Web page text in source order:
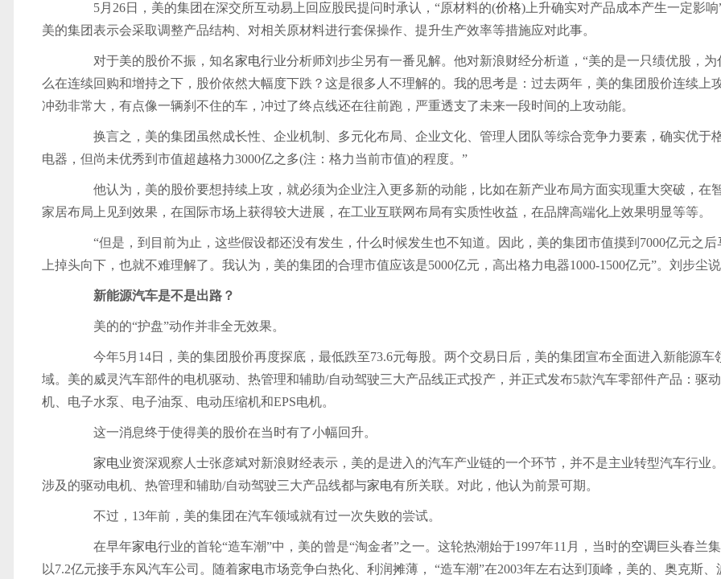
5月26日，美的集团在深交所互动易上回应股民提问时承认，“原材料的(价格)上升确实对产品成本产生一定影响”
美的集团表示会采取调整产品结构、对相关原材料进行套保操作、提升生产效率等措施应对此事。
对于美的股价不振，知名家电行业分析师刘步尘另有一番见解。他对新浪财经分析道，“美的是一只绩优股，为
么在连续回购和增持之下，股价依然大幅度下跌？这是很多人不理解的。我的思考是：过去两年，美的集团股价连续上攻
冲劲非常大，有点像一辆刹不住的车，冲过了终点线还在往前跑，严重透支了未来一段时间的上攻动能。
换言之，美的集团虽然成长性、企业机制、多元化布局、企业文化、管理人团队等综合竞争力要素，确实优于
电器，但尚未优秀到市值超越格力3000亿之多(注：格力当前市值)的程度。”
他认为，美的股价要想持续上攻，就必须为企业注入更多新的动能，比如在新产业布局方面实现重大突破，在
家居布局上见到效果，在国际市场上获得较大进展，在工业互联网布局有实质性收益，在品牌高端化上效果明显等等。
“但是，到目前为止，这些假设都还没有发生，什么时候发生也不知道。因此，美的集团市值摸到7000亿元之后
上掉头向下，也就不难理解了。我认为，美的集团的合理市值应该是5000亿元，高出格力电器1000-1500亿元”。刘步尘说
新能源汽车是不是出路？
美的的“护盘”动作并非全无效果。
今年5月14日，美的集团股价再度探底，最低跌至73.6元每股。两个交易日后，美的集团宣布全面进入新能源车
域。美的威灵汽车部件的电机驱动、热管理和辅助/自动驾驶三大产品线正式投产，并正式发布5款汽车零部件产品：驱
机、电子水泵、电子油泵、电动压缩机和EPS电机。
这一消息终于使得美的股价在当时有了小幅回升。
家电业资深观察人士张彦斌对新浪财经表示，美的是进入的汽车产业链的一个环节，并不是主业转型汽车行业
涉及的驱动电机、热管理和辅助/自动驾驶三大产品线都与家电有所关联。对此，他认为前景可期。
不过，13年前，美的集团在汽车领域就有过一次失败的尝试。
在早年家电行业的首轮“造车潮”中，美的曾是“淘金者”之一。这轮热潮始于1997年11月，当时的空调 巨头春兰
以7.2亿元接手东风汽车公司。随着家电市场竞争白热化、利润摊薄， “造车潮”在2003年左右达到顶峰，美的、奥克斯、